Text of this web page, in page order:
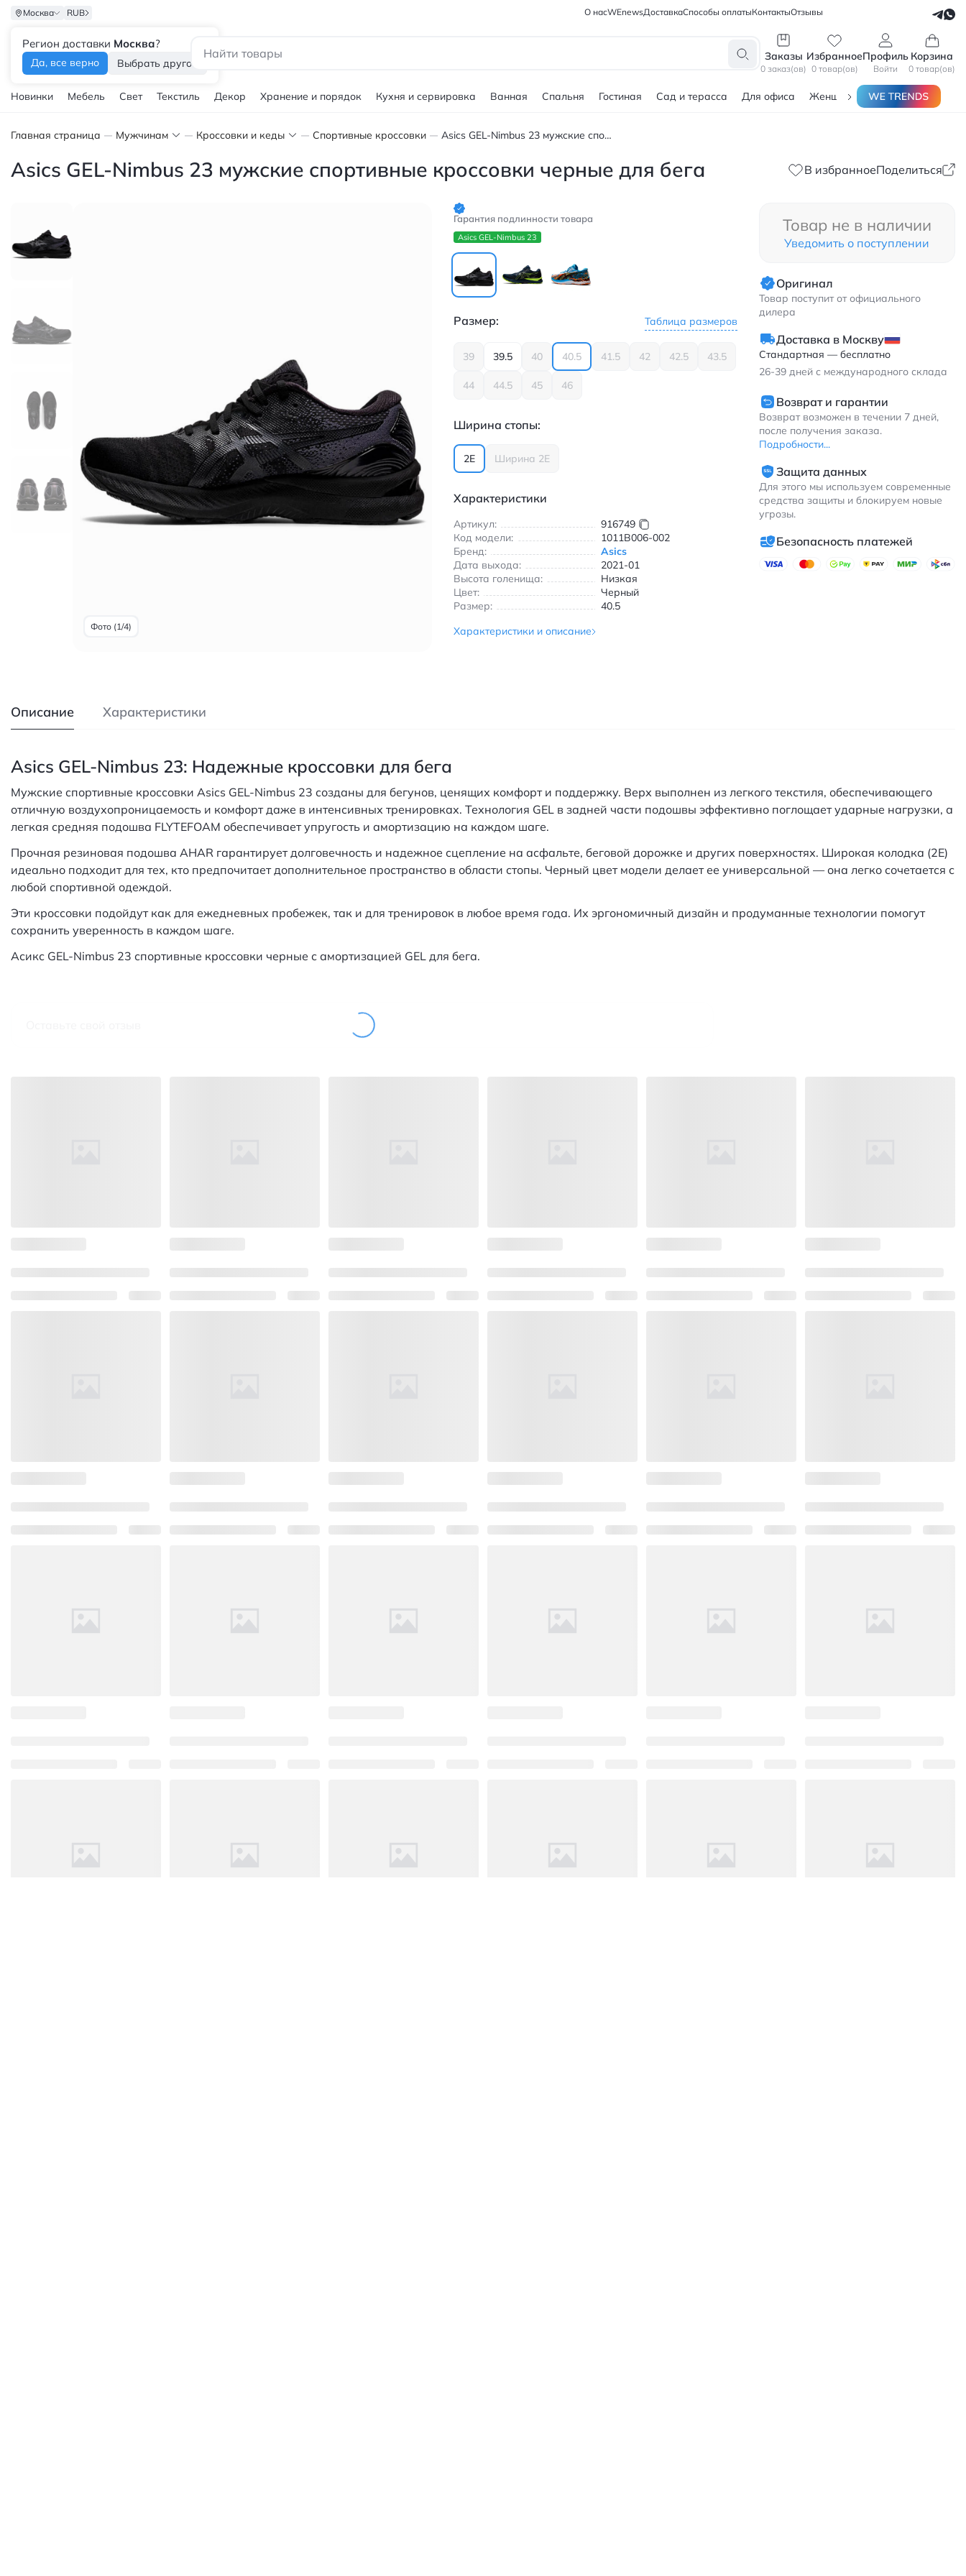
Москва
Регион доставки Москва?
Да, все верно Выбрать другой
RUB О насWEnewsДоставкаСпособы оплатыКонтактыОтзывы
Заказы
0 заказ(ов)
Избранное
0 товар(ов)
Профиль
Войти
Корзина
0 товар(ов)
Новинки Мебель Свет Текстиль Декор Хранение и порядок Кухня и сервировка Ванная Спальня Гостиная Сад и терасса Для офиса Женщинам Мужчинам
Главная страница Мужчинам Кроссовки и кеды Спортивные кроссовки Asics GEL-Nimbus 23 мужские спортивные кроссовки черные для бега
Asics GEL-Nimbus 23 мужские спортивные кроссовки черные для бега В избранноеПоделиться
Фото (1/4)
Гарантия подлинности товара
Asics GEL-Nimbus 23
Размер: Таблица размеров
39 39.5 40 40.5 41.5 42 42.5 43.5
44 44.5 45 46
Ширина стопы:
2E Ширина 2E
Характеристики
Артикул:
916749
Код модели:
1011B006-002
Бренд:
Asics
Дата выхода:
2021-01
Высота голенища:
Низкая
Цвет:
Черный
Размер:
40.5
Характеристики и описание
Товар не в наличии
Уведомить о поступлении
Оригинал
Товар поступит от официального
дилера
Доставка в Москву
Стандартная — бесплатно
26-39 дней с международного склада
Возврат и гарантии
Возврат возможен в течении 7 дней,
после получения заказа.
Подробности...
Защита данных
Для этого мы используем современные
средства защиты и блокируем новые
угрозы.
Безопасность платежей
Описание Характеристики
Asics GEL-Nimbus 23: Надежные кроссовки для бега
Мужские спортивные кроссовки Asics GEL-Nimbus 23 созданы для бегунов, ценящих комфорт и поддержку. Верх выполнен из легкого текстиля, обеспечивающего
отличную воздухопроницаемость и комфорт даже в интенсивных тренировках. Технология GEL в задней части подошвы эффективно поглощает ударные нагрузки, а
легкая средняя подошва FLYTEFOAM обеспечивает упругость и амортизацию на каждом шаге.
Прочная резиновая подошва AHAR гарантирует долговечность и надежное сцепление на асфальте, беговой дорожке и других поверхностях. Широкая колодка (2E)
идеально подходит для тех, кто предпочитает дополнительное пространство в области стопы. Черный цвет модели делает ее универсальной — она легко сочетается с
любой спортивной одеждой.
Эти кроссовки подойдут как для ежедневных пробежек, так и для тренировок в любое время года. Их эргономичный дизайн и продуманные технологии помогут
сохранить уверенность в каждом шаге.
Асикс GEL-Nimbus 23 спортивные кроссовки черные с амортизацией GEL для бега.